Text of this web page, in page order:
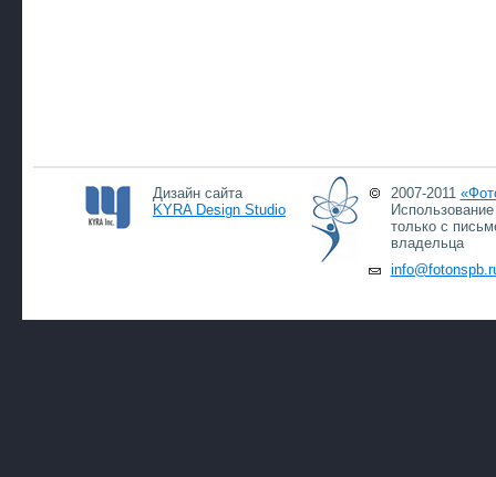
Дизайн сайта
KYRA Design Studio
2007-2011
только с
владельца